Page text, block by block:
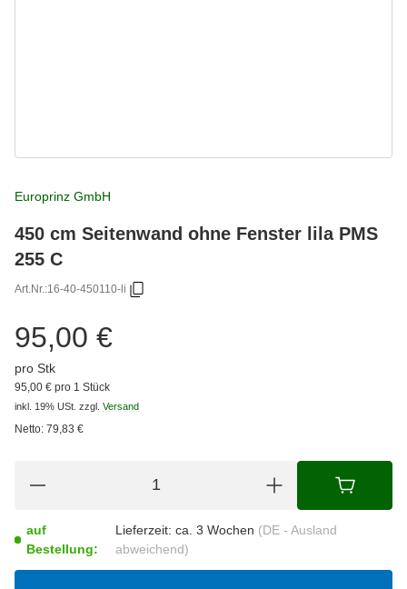
Europrinz GmbH
450 cm Seitenwand ohne Fenster lila PMS
255 C
Art.Nr.:16-40-450110-li
95,00 €
pro Stk
95,00 € pro 1 Stück
inkl. 19% USt. zzgl. Versand
Netto: 79,83 €
auf
Bestellung:
Lieferzeit: ca. 3 Wochen (DE - Ausland
abweichend)